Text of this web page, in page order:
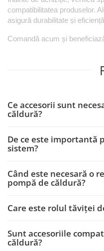
compatibilitatea produselor.
asigură durabilitate și
Comandă acum și
Ce accesorii sunt
căldură?
De ce este importantă
sistem?
Când este necesară o
pompă de căldură?
Care este rolul tăviței
Sunt accesoriile
căldură?